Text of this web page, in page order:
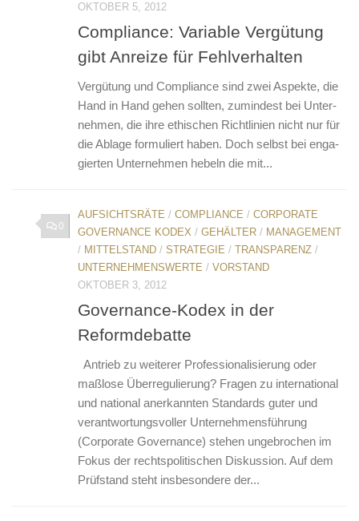
OKTOBER 5, 2012
Compliance: Variable Vergütung
gibt Anreize für Fehlverhalten
Ver­gü­tung und Com­p­li­an­ce sind zwei As­pek­te, die
Hand in Hand gehen soll­ten, zu­min­dest bei Un­ter­
neh­men, die ihre ethi­schen Richt­li­ni­en nicht nur für
die Ab­la­ge for­mu­liert haben. Doch selbst bei en­ga­
gier­ten Un­ter­neh­men he­beln die mit...
0
AUFSICHTSRÄTE / COMPLIANCE / CORPORATE
GOVERNANCE KODEX / GEHÄLTER / MANAGEMENT
/ MITTELSTAND / STRATEGIE / TRANSPARENZ /
UNTERNEHMENSWERTE / VORSTAND
OKTOBER 3, 2012
Governance-Kodex in der
Reformdebatte
Antrieb zu weiterer Professionalisierung oder
maßlose Überregulierung? Fragen zu international
und national anerkannten Standards guter und
verantwortungsvoller Unternehmensführung
(Corporate Governance) stehen ungebrochen im
Fokus der rechtspolitischen Diskussion. Auf dem
Prüfstand steht insbesondere der...